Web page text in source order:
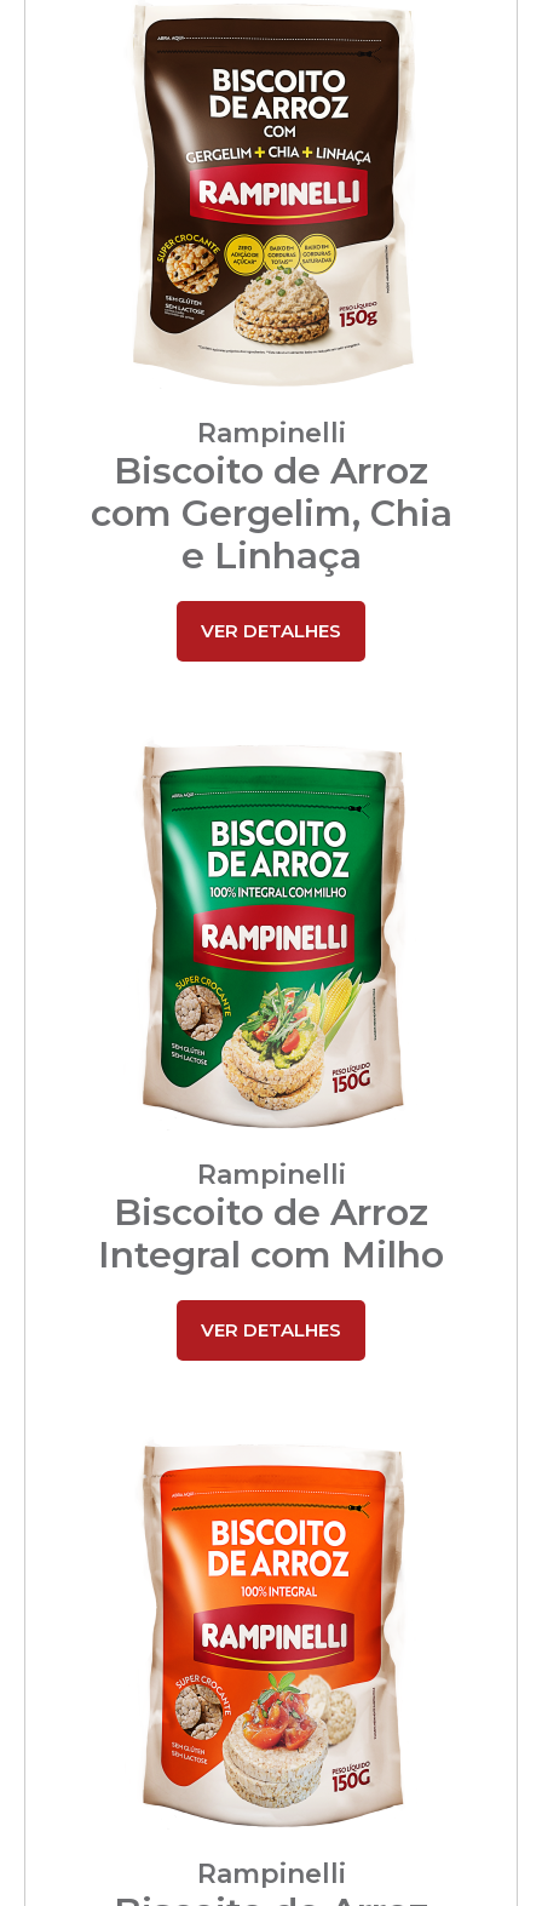
Rampinelli
Biscoito de Arroz
com Gergelim, Chia
e Linhaça
VER DETALHES
Rampinelli
Biscoito de Arroz
Integral com Milho
VER DETALHES
Rampinelli